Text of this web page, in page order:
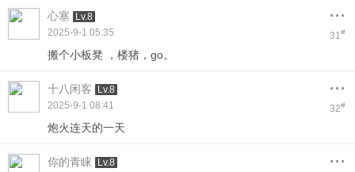
心塞 Lv.8 ...
2025-9-1 05:35 31#
搬个小板凳 ，楼猪，go。
十八闲客 Lv.8 ...
2025-9-1 08:41 32#
炮火连天的一天
你的青睐 Lv.8 ...